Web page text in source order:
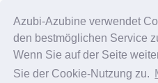
Azubi-Azubine verwendet
den bestmöglichen Service
Wenn Sie auf der Seite
Sie der Cookie-Nutzung zu.